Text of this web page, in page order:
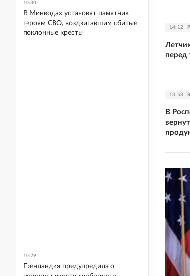
14:12
перед
13:58
В
10:30
В Минводах установят памятник
героям СВО, воздвигавшим сбитые
поклонные кресты
10:29
Гренландия предупредила о